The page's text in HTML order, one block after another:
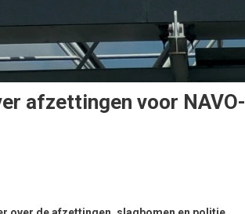
afzettingen voor NAVO-